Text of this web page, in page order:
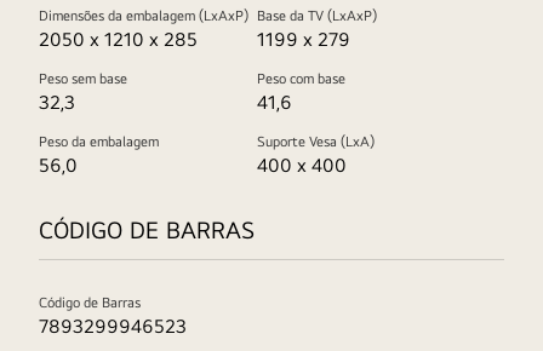
Dimensões da embalagem (LxAxP)
2050 x 1210 x 285
Base da TV (LxAxP)
1199 x 279
Peso sem base
32,3
Peso com base
41,6
Peso da embalagem
56,0
Suporte Vesa (LxA)
400 x 400
CÓDIGO DE BARRAS
Código de Barras
7893299946523